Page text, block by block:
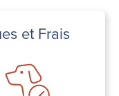
et Frais